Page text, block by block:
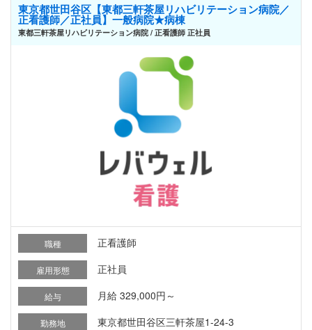
東京都世田谷区【東都三軒茶屋リハビリテーション病院／
正看護師／正社員】一般病院★病棟
東都三軒茶屋リハビリテーション病院 / 正看護師 正社員
職種 正看護師
雇用形態 正社員
給与 月給 329,000円～
勤務地 東京都世田谷区三軒茶屋1-24-3